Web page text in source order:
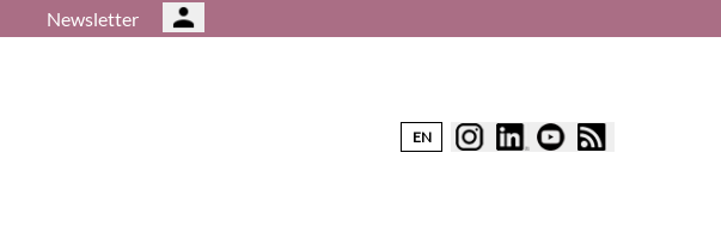
Newsletter
EN